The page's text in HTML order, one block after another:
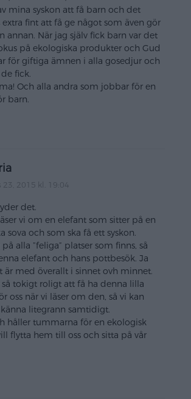
mina syskon att få barn och det
extra fint att få ge något som även gör
annan. När jag själv fick barn var det
på ekologiska produkter och Gud
för giftiga ämnen i alla gosedjur och
fick.
Och alla andra som jobbar för en
barn.
23, 2015 kl. 19:04
det.
vi om en elefant som sitter på en
sova och som ska få ett syskon.
alla ”feliga” platser som finns, så
elefant och hans pottbesök. Ja
är med överallt i sinnet ovh minnet.
tokigt roligt att få ha denna lilla
oss när vi läser om den, så vi kan
litegrann samtidigt.
håller tummarna för en ekologisk
flytta hem till oss och sitta på vår